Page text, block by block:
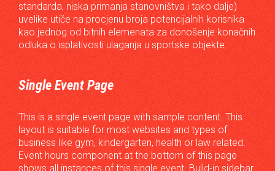
standarda, niska primanja stanovništva i tako dalje)
uvelike utiče na procjenu broja potencijalnih korisnika
kao jednog od bitnih elemenata za donošenje konačnih
odluka o isplativosti ulaganja u sportske objekte.
Single Event Page
This is a single event page with sample content. This
layout is suitable for most websites and types of
business like gym, kindergarten, health or law related.
Event hours component at the bottom of this page
shows all instances of this single event. Build-in sidebar